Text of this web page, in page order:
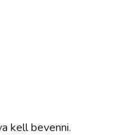
kell bevenni.